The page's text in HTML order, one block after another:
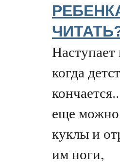
Наступает
когда
еще можно
куклы и
им ноги,